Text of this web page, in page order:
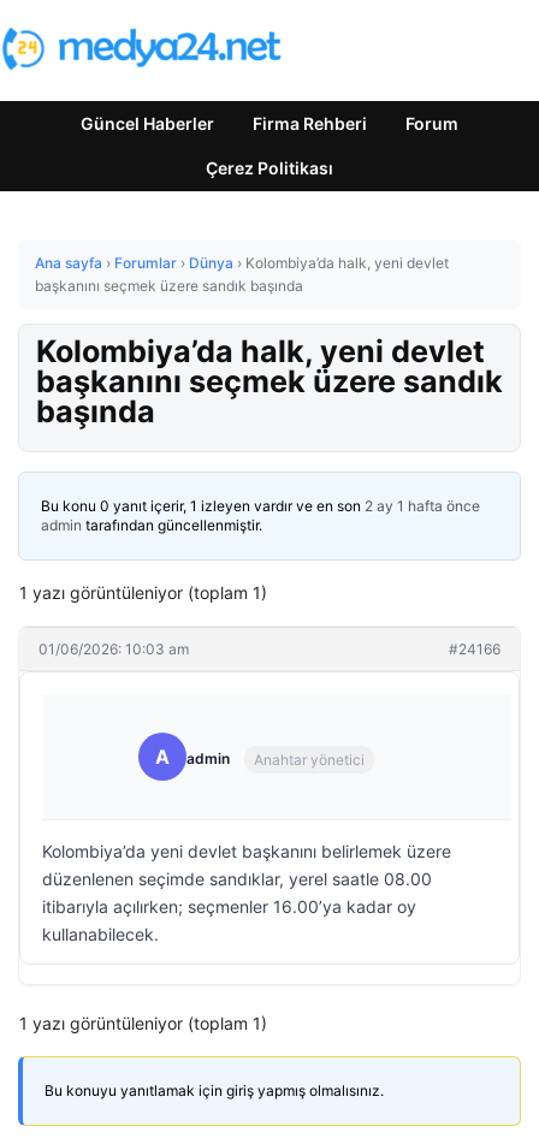
Güncel Haberler Firma Rehberi Forum
Çerez Politikası
Ana sayfa › Forumlar › Dünya › Kolombiya’da halk, yeni devlet
başkanını seçmek üzere sandık başında
Kolombiya’da halk, yeni devlet
başkanını seçmek üzere sandık
başında
Bu konu 0 yanıt içerir, 1 izleyen vardır ve en son 2 ay 1 hafta önce
admin tarafından güncellenmiştir.
1 yazı görüntüleniyor (toplam 1)
01/06/2026: 10:03 am #24166
A admin Anahtar yönetici
Kolombiya’da yeni devlet başkanını belirlemek üzere
düzenlenen seçimde sandıklar, yerel saatle 08.00
itibarıyla açılırken; seçmenler 16.00’ya kadar oy
kullanabilecek.
1 yazı görüntüleniyor (toplam 1)
Bu konuyu yanıtlamak için giriş yapmış olmalısınız.